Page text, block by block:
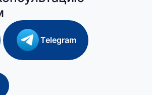
Telegram